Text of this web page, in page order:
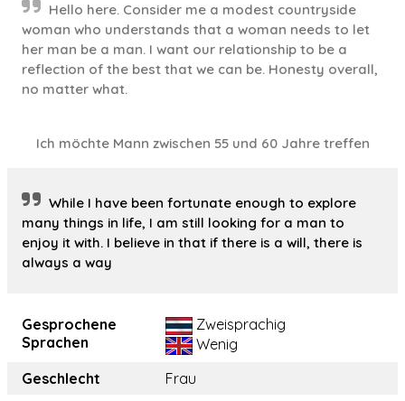
Hello here. Consider me a modest countryside
woman who understands that a woman needs to let
her man be a man. I want our relationship to be a
reflection of the best that we can be. Honesty overall,
no matter what.
Ich möchte Mann zwischen 55 und 60 Jahre treffen
While I have been fortunate enough to explore
many things in life, I am still looking for a man to
enjoy it with. I believe in that if there is a will, there is
always a way
Gesprochene
Sprachen
Zweisprachig
Wenig
Geschlecht
Frau